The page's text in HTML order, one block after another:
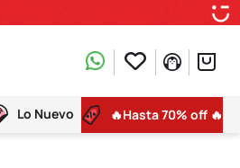
Lo Nuevo 🔥Hasta 70% off 🔥